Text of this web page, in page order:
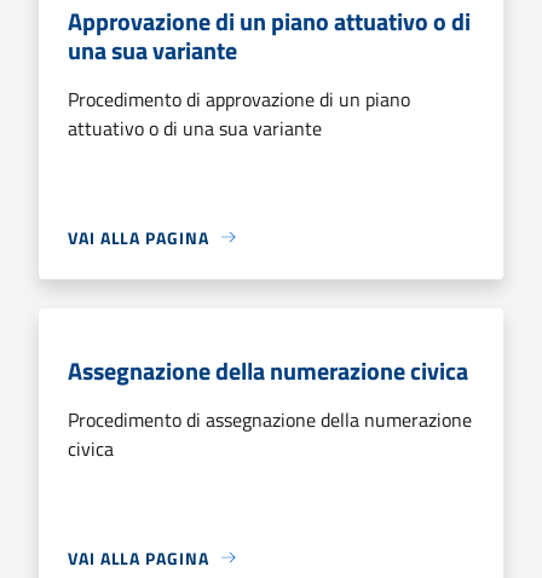
Approvazione di un piano attuativo o di
una sua variante
Procedimento di approvazione di un piano
attuativo o di una sua variante
VAI ALLA PAGINA
Assegnazione della numerazione civica
Procedimento di assegnazione della numerazione
civica
VAI ALLA PAGINA